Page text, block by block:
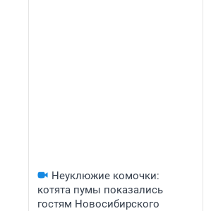
Неуклюжие комочки:
котята пумы показались
гостям Новосибирского